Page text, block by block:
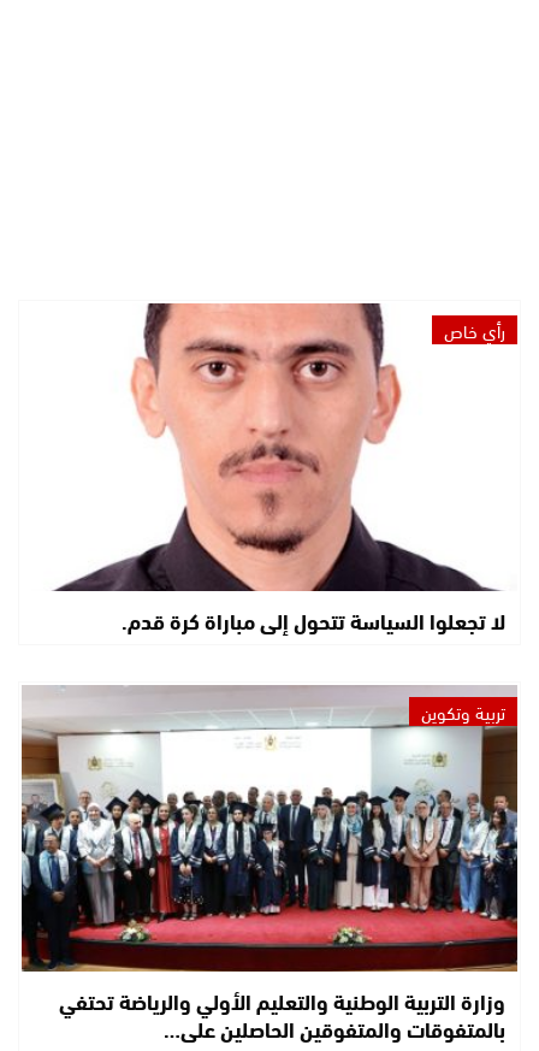
رأي خاص
لا تجعلوا السياسة تتحول إلى مباراة كرة قدم.
تربية وتكوين
وزارة التربية الوطنية والتعليم الأولي والرياضة تحتفي
بالمتفوقات والمتفوقين الحاصلين على…